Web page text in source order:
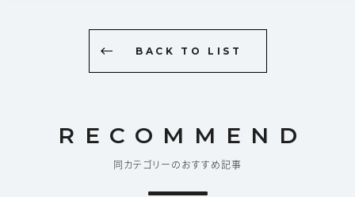
BACK TO LIST
RECOMMEND
同カテゴリーのおすすめ記事